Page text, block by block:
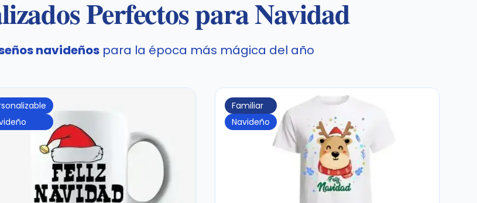
Perfectos para Navidad
navideñospara la época más mágica del año
Familiar
Navideño